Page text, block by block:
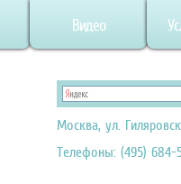
Видео
Москва, ул.
Телефоны: (495) 684-